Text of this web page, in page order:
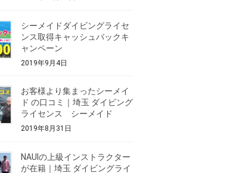
シーメイドダイビングライセ
ンス取得キャッシュバックキ
ャンペーン
2019年9月4日
お客様より集まったシーメイ
ド の口コミ｜埼玉 ダイビング
ライセンス シーメイド
2019年8月31日
NAUIの上級インストラクター
が在籍｜埼玉 ダイビングライ